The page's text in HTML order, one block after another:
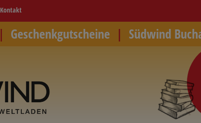
Kontakt
Geschenkgutscheine Südwind